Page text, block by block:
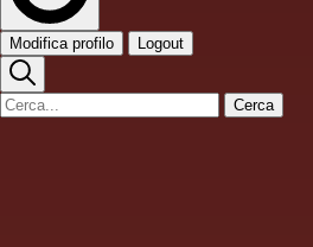
Modifica profilo Logout
Cerca